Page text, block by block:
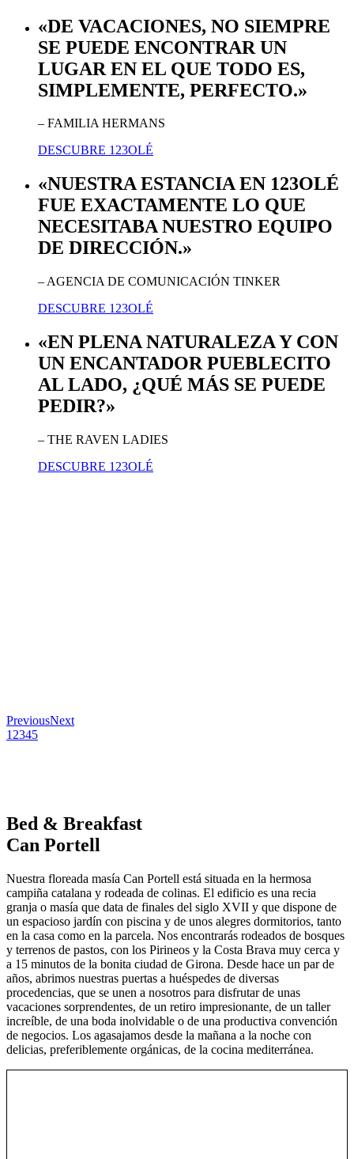
«DE VACACIONES, NO SIEMPRE
SE PUEDE ENCONTRAR UN
LUGAR EN EL QUE TODO ES,
SIMPLEMENTE, PERFECTO.»
– FAMILIA HERMANS
DESCUBRE 123OLÉ
«NUESTRA ESTANCIA EN 123OLÉ
FUE EXACTAMENTE LO QUE
NECESITABA NUESTRO EQUIPO
DE DIRECCIÓN.»
– AGENCIA DE COMUNICACIÓN TINKER
DESCUBRE 123OLÉ
«EN PLENA NATURALEZA Y CON
UN ENCANTADOR PUEBLECITO
AL LADO, ¿QUÉ MÁS SE PUEDE
PEDIR?»
– THE RAVEN LADIES
DESCUBRE 123OLÉ
PreviousNext
1 2345
Bed & Breakfast
Can Portell
Nuestra floreada masía Can Portell está situada en la hermosa
campiña catalana y rodeada de colinas. El edificio es una recia
granja o masía que data de finales del siglo XVII y que dispone de
un espacioso jardín con piscina y de unos alegres dormitorios, tanto
en la casa como en la parcela. Nos encontrarás rodeados de bosques
y terrenos de pastos, con los Pirineos y la Costa Brava muy cerca y
a 15 minutos de la bonita ciudad de Girona. Desde hace un par de
años, abrimos nuestras puertas a huéspedes de diversas
procedencias, que se unen a nosotros para disfrutar de unas
vacaciones sorprendentes, de un retiro impresionante, de un taller
increíble, de una boda inolvidable o de una productiva convención
de negocios. Los agasajamos desde la mañana a la noche con
delicias, preferiblemente orgánicas, de la cocina mediterránea.